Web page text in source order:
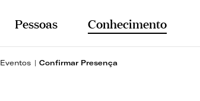
Pessoas Conhecimento
Eventos Confirmar Presença